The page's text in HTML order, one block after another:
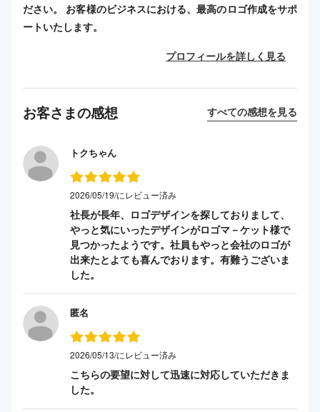
ださい。 お客様のビジネスにおける、最高のロゴ作成をサポ
ートいたします。
プロフィールを詳しく見る
お客さまの感想 すべての感想を見る
トクちゃん
2026/05/19/にレビュー済み
社長が長年、ロゴデザインを探しておりまして、
やっと気にいったデザインがロゴマ－ケット様で
見つかったようです。社員もやっと会社のロゴが
出来たとよても喜んでおります。有難うございま
した。
匿名
2026/05/13/にレビュー済み
こちらの要望に対して迅速に対応していただきま
した。